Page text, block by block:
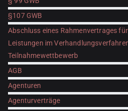
§107 GWB
Abschluss eines Rahmenvertrages
Leistungen im
Teilnahmewettbewerb
AGB
Agenturen
Agenturverträge